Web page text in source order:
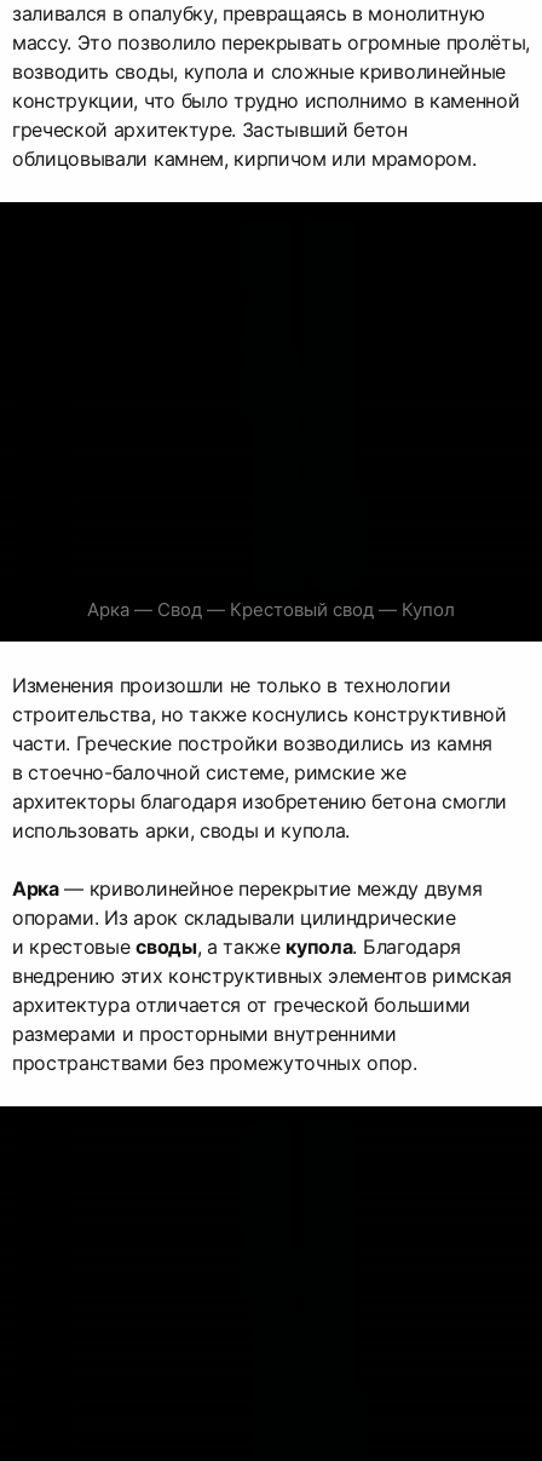
заливался в опалубку, превращаясь в монолитную
массу. Это позволило перекрывать огромные пролёты,
возводить своды, купола и сложные криволинейные
конструкции, что было трудно исполнимо в каменной
греческой архитектуре. Застывший бетон
облицовывали камнем, кирпичом или мрамором.
Арка — Свод — Крестовый свод — Купол
Изменения произошли не только в технологии
строительства, но также коснулись конструктивной
части. Греческие постройки возводились из камня
в стоечно-балочной системе, римские же
архитекторы благодаря изобретению бетона смогли
использовать арки, своды и купола.
Арка— криволинейное перекрытие между двумя
опорами. Из арок складывали цилиндрические
и крестовыесводы, а также купола. Благодаря
внедрению этих конструктивных элементов римская
архитектура отличается от греческой большими
размерами и просторными внутренними
пространствами без промежуточных опор.